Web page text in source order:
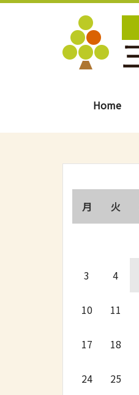
Home
月
火
3 4
10 11
17 18
24 25